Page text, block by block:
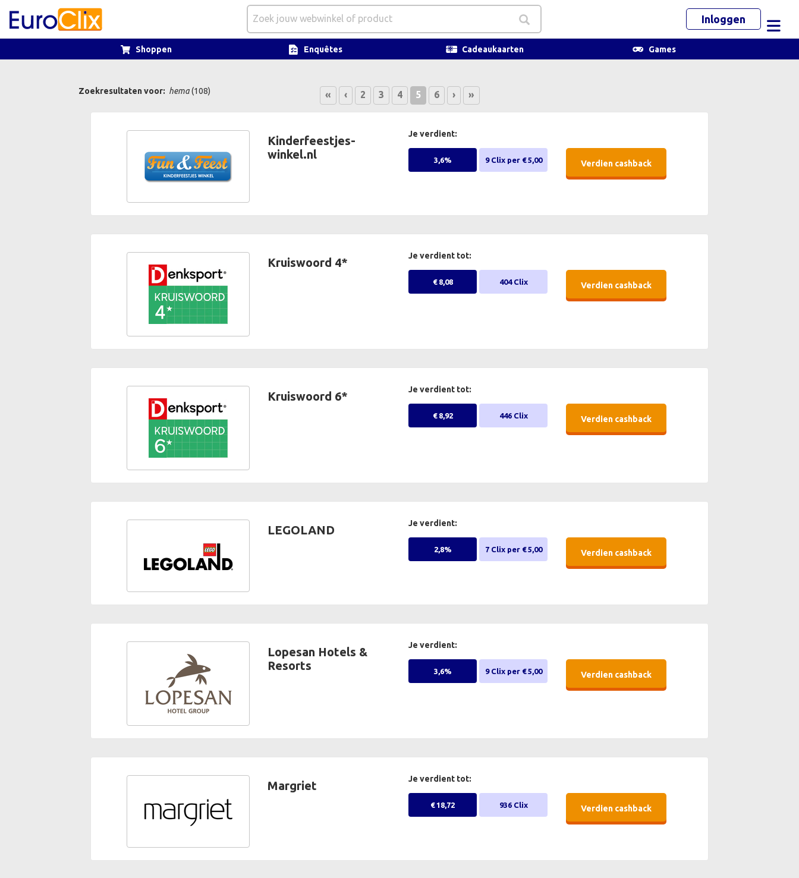
Inloggen
Shoppen Enquêtes Cadeaukaarten Games
Zoekresultaten voor: hema(108) « ‹ 2 3 4 5 6 › »
Kinderfeestjes-
winkel.nl
Je verdient:
3,6% 9 Clix per € 5,00 Verdien cashback
Kruiswoord 4* Je verdient tot:
€ 8,08 404 Clix Verdien cashback
Kruiswoord 6* Je verdient tot:
€ 8,92 446 Clix Verdien cashback
LEGOLAND Je verdient:
2,8% 7 Clix per € 5,00 Verdien cashback
Lopesan Hotels &
Resorts
Je verdient:
3,6% 9 Clix per € 5,00 Verdien cashback
Margriet Je verdient tot:
€ 18,72 936 Clix Verdien cashback